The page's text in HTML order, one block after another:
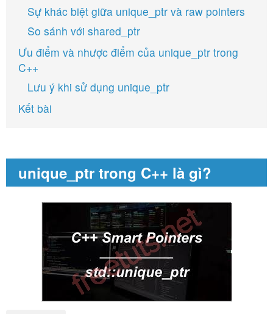
Sự khác biệt giữa unique_ptr và raw pointers
So sánh với shared_ptr
Ưu điểm và nhược điểm của unique_ptr trong
C++
Lưu ý khi sử dụng unique_ptr
Kết bài
unique_ptr trong C++ là gì?